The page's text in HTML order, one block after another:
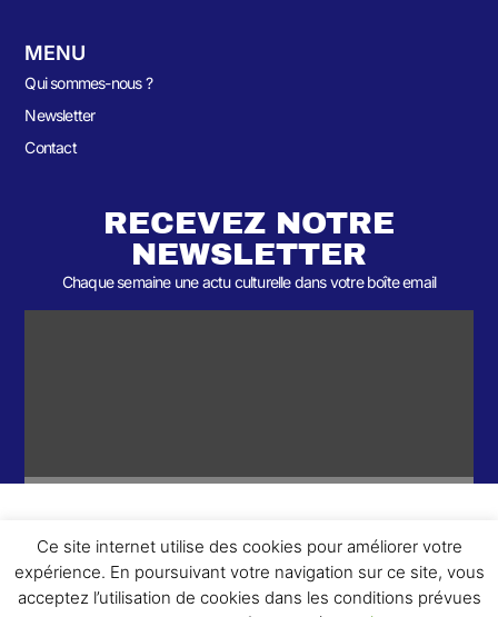
MENU
Qui sommes-nous ?
Newsletter
Contact
RECEVEZ NOTRE
NEWSLETTER
Chaque semaine une actu culturelle dans votre boîte email
© 2026- Une collaboration 2 ème Round et Yellowpoly. Tous droits
réservés.
Ce site internet utilise des cookies pour améliorer votre
expérience. En poursuivant votre navigation sur ce site, vous
acceptez l’utilisation de cookies dans les conditions prévues